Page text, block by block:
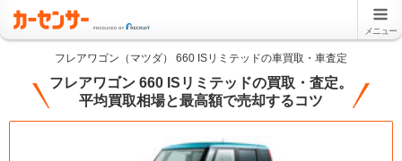
メニュー
フレアワゴン（マツダ） 660 ISリミテッドの車買取・車査定
フレアワゴン 660 ISリミテッドの買取・査定。
平均買取相場と最高額で売却するコツ